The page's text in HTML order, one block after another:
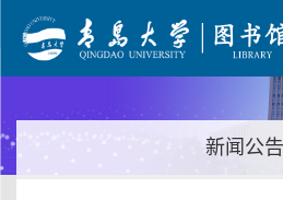
新闻公告